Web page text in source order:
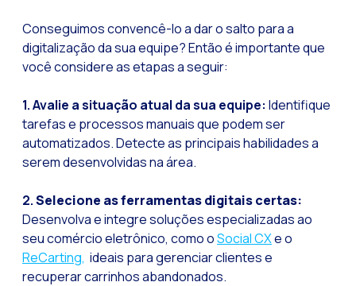
Notificações
Pesquisa de
Recapitulando a
​​Catálogo
OneCommerce,
Somos Business
Conseguimos convencê-lo a dar o salto para a
digitalização da sua equipe? Então é importante que
você considere as etapas a seguir:
1. Avalie a situação atual da sua equipe: Identifique
tarefas e processos manuais que podem ser
automatizados. Detecte as principais habilidades a
serem desenvolvidas na área.
2.Selecione as ferramentas digitais certas:
Desenvolva e integre soluções especializadas ao
seu comércio eletrônico, como oSocial CXe o
ReCarting, ideais para gerenciar clientes e
recuperar carrinhos abandonados.